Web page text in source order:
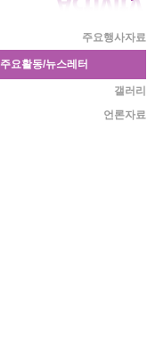
주요행사자료
주요활동/뉴스레터
갤러리
언론자료